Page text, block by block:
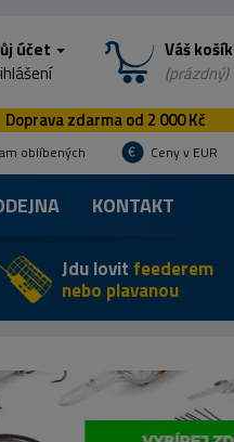
účet
Váš košík
(prázdný)
Doprava zdarma od 2 000 Kč
oblíbených Ceny v EUR
KONTAKT
Jdu lovit feederem
nebo plavanou